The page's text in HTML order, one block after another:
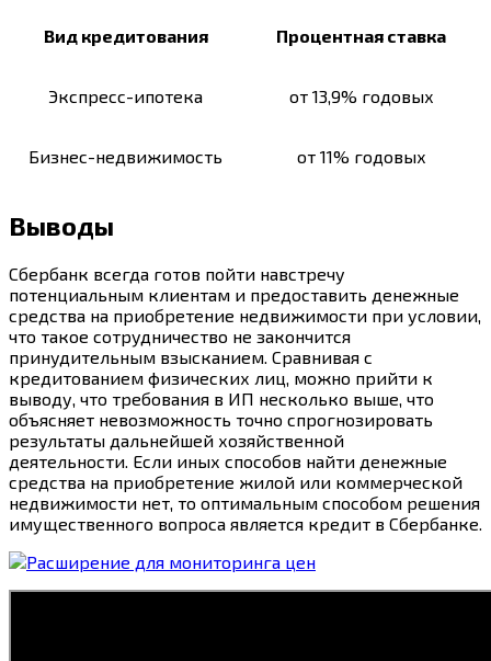
Вид кредитования Процентная ставка
Экспресс-ипотека от 13,9% годовых
Бизнес-недвижимость от 11% годовых
Выводы
Сбербанк всегда готов пойти навстречу
потенциальным клиентам и предоставить денежные
средства на приобретение недвижимости при условии,
что такое сотрудничество не закончится
принудительным взысканием. Сравнивая с
кредитованием физических лиц, можно прийти к
выводу, что требования в ИП несколько выше, что
объясняет невозможность точно спрогнозировать
результаты дальнейшей хозяйственной
деятельности. Если иных способов найти денежные
средства на приобретение жилой или коммерческой
недвижимости нет, то оптимальным способом решения
имущественного вопроса является кредит в Сбербанке.